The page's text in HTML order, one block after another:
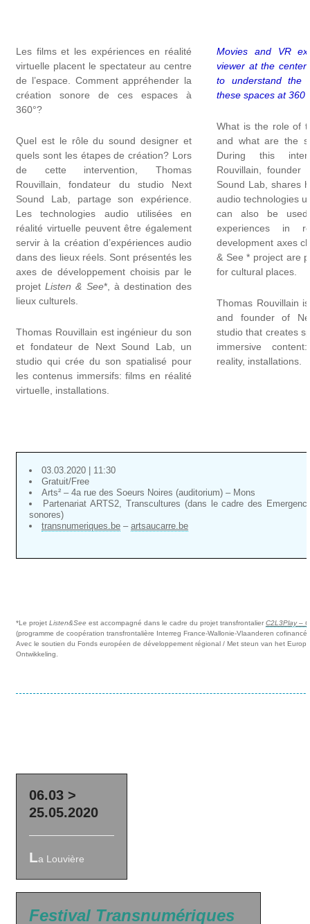
Les films et les expériences en réalité
virtuelle placent le spectateur au centre
de l’espace. Comment appréhender la
création sonore de ces espaces à
360°?
Quel est le rôle du sound designer et
quels sont les étapes de création? Lors
de cette intervention, Thomas
Rouvillain, fondateur du studio Next
Sound Lab, partage son expérience.
Les technologies audio utilisées en
réalité virtuelle peuvent être également
servir à la création d’expériences audio
dans des lieux réels. Sont présentés les
axes de développement choisis par le
projetListen & See*, à destination des
lieux culturels.
Thomas Rouvillain est ingénieur du son
et fondateur de Next Sound Lab, un
studio qui crée du son spatialisé pour
les contenus immersifs: films en réalité
virtuelle, installations.
Movies and VR
viewer at the
to understand the
these spaces at 360
What is the role of
and what are the
During this
Rouvillain, founder
Sound Lab, shares
audio technologies
can also be
experiences in
development axes
& See * project are
for cultural places.
Thomas Rouvillain
and founder of
studio that creates
immersive
reality, installations.
03.03.2020 | 11:30
Gratuit/Free
Arts² – 4a rue des Soeurs Noires (auditorium) – Mons
Partenariat ARTS2, Transcultures (dans le cadre des
sonores)
transnumeriques.be – artsaucarre.be
*Le projet Listen&See est accompagné dans le cadre du projet transfrontalier C2L3Play –
(programme de coopération transfrontalière Interreg France-Wallonie-Vlaanderen cofinancé
Avec le soutien du Fonds européen de développement régional / Met steun van het
Ontwikkeling.
06.03 >
25.05.2020
La Louvière
Festival Transnumériques